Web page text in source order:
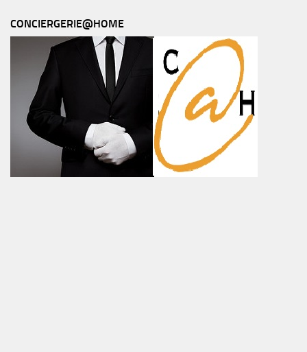
CONCIERGERIE@HOME